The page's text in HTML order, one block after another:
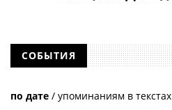
СОБЫТИЯ
по дате / упоминаниям в текстах